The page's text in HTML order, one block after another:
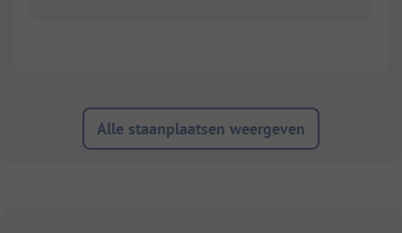
Alle staanplaatsen weergeven